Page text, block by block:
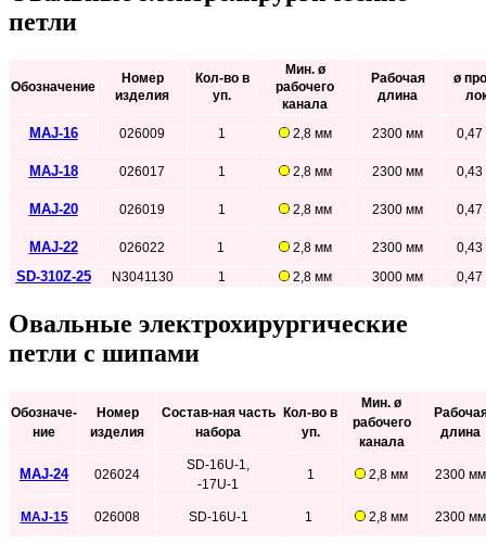
петли
Обозначение
Номер
изделия
Кол-во в
уп.
Мин. ø
рабочего
канала
Рабочая
длина
ø
MAJ-16 026009 1 2,8 мм 2300 мм
MAJ-18 026017 1 2,8 мм 2300 мм
MAJ-20 026019 1 2,8 мм 2300 мм
MAJ-22 026022 1 2,8 мм 2300 мм
SD-310Z-25 N3041130 1 2,8 мм 3000 мм
Овальные электрохирургические
петли с шипами
Обозначе-
ние
Номер
изделия
Состав-ная часть
набора
Кол-во в
уп.
Мин. ø
рабочего
канала
длина
MAJ-24 026024
SD-16U-1,
-17U-1
1 2,8 мм 2300 мм
MAJ-15 026008 SD-16U-1 1 2,8 мм 2300 мм